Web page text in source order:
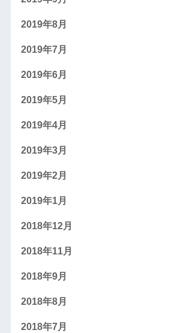
2019年8月
2019年7月
2019年6月
2019年5月
2019年4月
2019年3月
2019年2月
2019年1月
2018年12月
2018年11月
2018年9月
2018年8月
2018年7月